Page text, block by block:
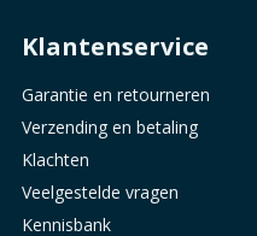
Klantenservice
Garantie en retourneren
Verzending en betaling
Klachten
Veelgestelde vragen
Kennisbank